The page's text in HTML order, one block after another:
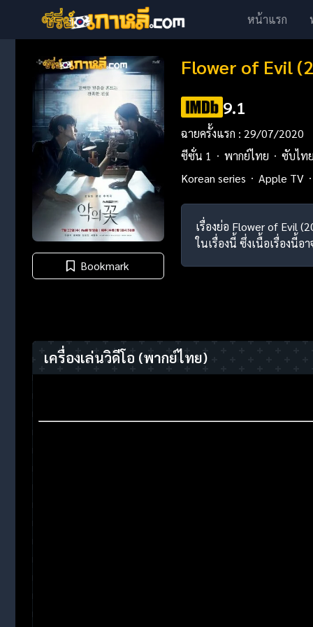
หน้าแรก
Bookmark
Flower of Evil
9.1
ฉายครั้งแรก : 29/07/2020
ซีซั่น 1
พากย์ไทย ซับไทย
Korean series
Apple TV
เรื่องย่อ Flower of Evil
ในเรื่องนี้ ซึ่งเนื้อเรื่องนี้
เครื่องเล่นวิดีโอ (พากย์ไทย)